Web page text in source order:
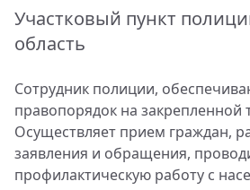
Участковый пункт
область
Сотрудник полиции,
правопорядок на закрепленной
Осуществляет прием граждан,
заявления и обращения,
профилактическую работу с